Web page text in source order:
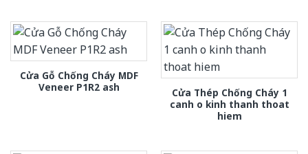
Cửa Gỗ Chống Cháy MDF
Veneer P1R2 ash
Cửa Thép Chống Cháy 1
canh o kinh thanh thoat
hiem